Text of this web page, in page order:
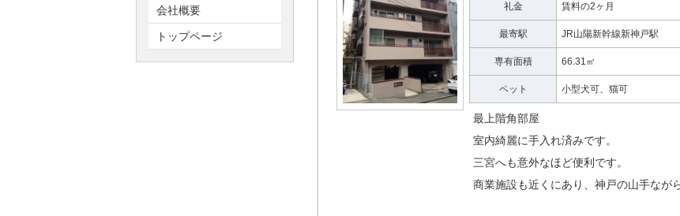
礼金 賃料の2ヶ月
最寄駅 JR山陽新幹線新神戸駅
専有面積 66.31㎡
ペット 小型犬可、猫可
最上階角部屋
室内綺麗に手入れ済みです。
三宮へも意外なほど便利です。
商業施設も近くにあり、神戸の山手なが
会社概要
トップページ